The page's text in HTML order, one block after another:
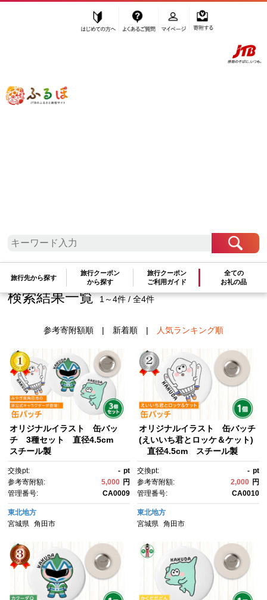
ふるぽ JTBのふるさと納税サイト
旅行先から探す
旅行クーポン
から探す
旅行クーポン
ご利用ガイド
全ての
お礼の品
検索結果一覧 1～4件 / 全4件
参考寄附額順| 新着順| 人気ランキング順
オリジナルイラスト 缶バッ
チ 3種セット 直径4.5cm
スチール製
交換pt: - pt
参考寄附額:
5,000 円
管理番号:
CA0009
東北地方
宮城県
角田市
オリジナルイラスト 缶バッチ
(えいいち君とロッケ＆ケット)
直径4.5cm スチール製
交換pt: - pt
参考寄附額:
2,000 円
管理番号:
CA0010
東北地方
宮城県 角田市